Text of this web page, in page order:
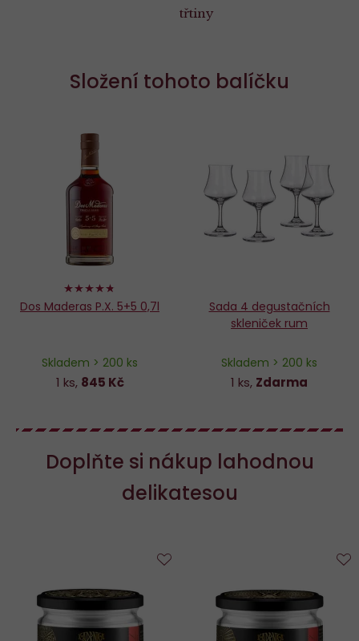
třtiny
Složení tohoto balíčku
94%
Dos Maderas P.X. 5+5 0,7l
Skladem > 200 ks
1 ks, 845 Kč
Sada 4 degustačních
skleniček rum
Skladem > 200 ks
1 ks, Zdarma
Doplňte si nákup lahodnou
delikatesou
oblíbených